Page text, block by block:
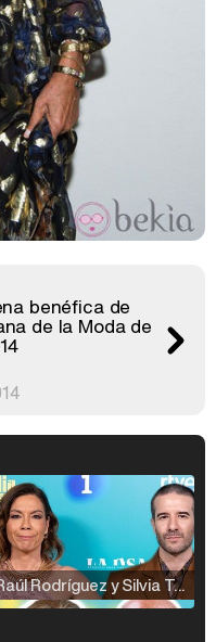
benéfica de
de la Moda de
Raúl Rodríguez y Silvia Taulés nos cuentan su papel en 'La familia de la tele'